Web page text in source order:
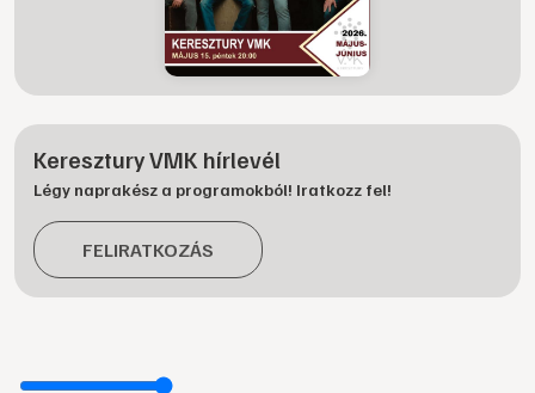
Keresztury VMK hírlevél
Légy naprakész a programokból! Iratkozz fel!
FELIRATKOZÁS